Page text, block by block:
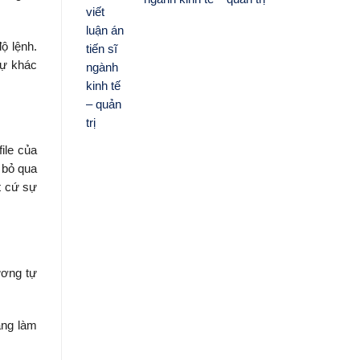
lệnh.
khác
của
qua
cứ sự
tự
làm